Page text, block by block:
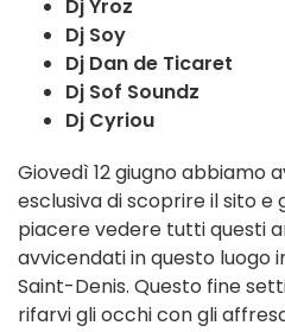
Dj Yroz
Dj Soy
Dj Dan de Ticaret
Dj Sof Soundz
Dj Cyriou
Giovedì 12 giugno abbiamo
esclusiva di scoprire il sito e
piacere vedere tutti questi
avvicendati in questo luogo
Saint-Denis. Questo fine
rifarvi gli occhi con gli